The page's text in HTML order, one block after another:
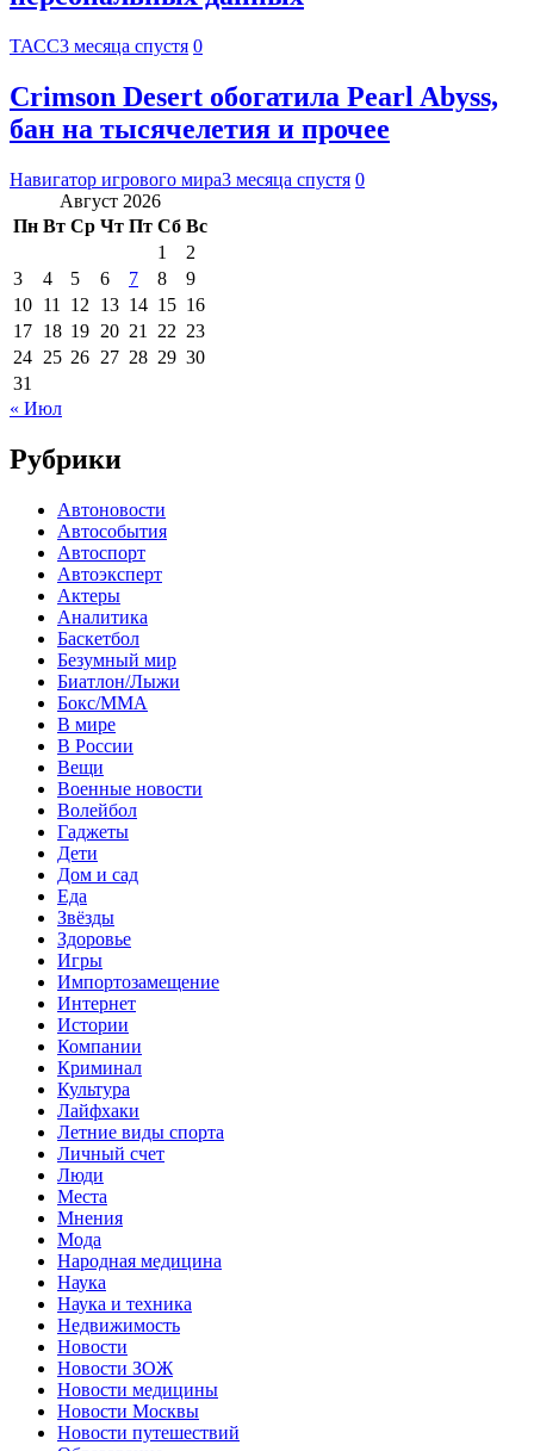
ТАСС3 месяца спустя 0
Crimson Desert обогатила Pearl Abyss,
бан на тысячелетия и прочее
Навигатор игрового мира3 месяца спустя 0
Август 2026
Пн Вт Ср Чт Пт Сб Вс
1
2
3
4 5 6 7 8
9
10 11 12 13 14 15 16
17 18 19 20 21 22 23
24 25 26 27 28 29 30
31
« Июл
Рубрики
Автоновости
Автособытия
Автоспорт
Автоэксперт
Актеры
Аналитика
Баскетбол
Безумный мир
Биатлон/Лыжи
Бокс/MMA
В мире
В России
Вещи
Военные новости
Волейбол
Гаджеты
Дети
Дом и сад
Еда
Звёзды
Здоровье
Игры
Импортозамещение
Интернет
Истории
Компании
Криминал
Культура
Лайфхаки
Летние виды спорта
Личный счет
Люди
Места
Мнения
Мода
Народная медицина
Наука
Наука и техника
Недвижимость
Новости
Новости ЗОЖ
Новости медицины
Новости Москвы
Новости путешествий